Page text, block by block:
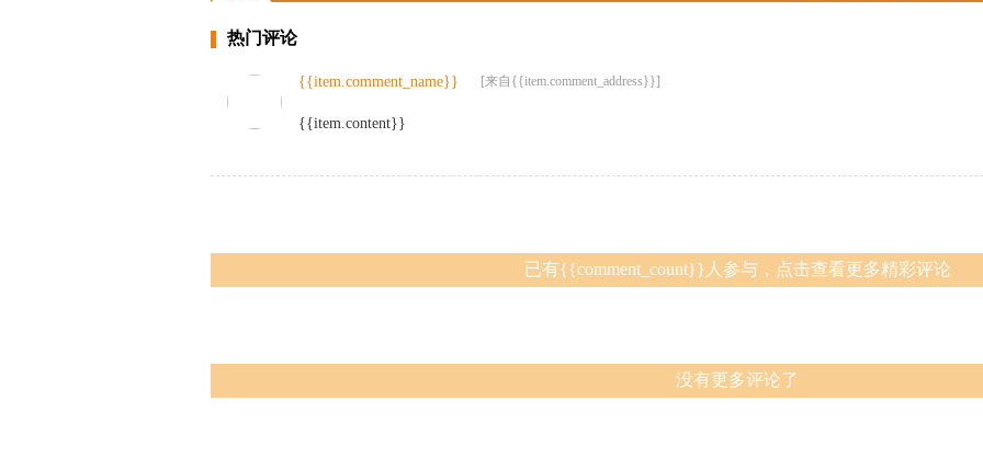
热门评论
{{item.comment_name}} [来自{{item.comment_address}}]
{{item.content}}
已有{{comment_count}}人参与，点击查看更多精彩评论
没有更多评论了